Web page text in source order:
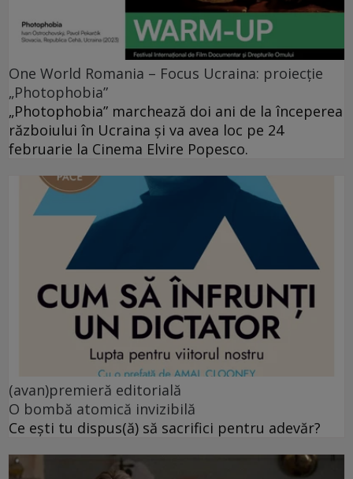
One World Romania – Focus Ucraina: proiecție
„Photophobia”
„Photophobia” marchează doi ani de la începerea
războiului în Ucraina și va avea loc pe 24
februarie la Cinema Elvire Popesco.
(avan)premieră editorială
O bombă atomică invizibilă
Ce ești tu dispus(ă) să sacrifici pentru adevăr?